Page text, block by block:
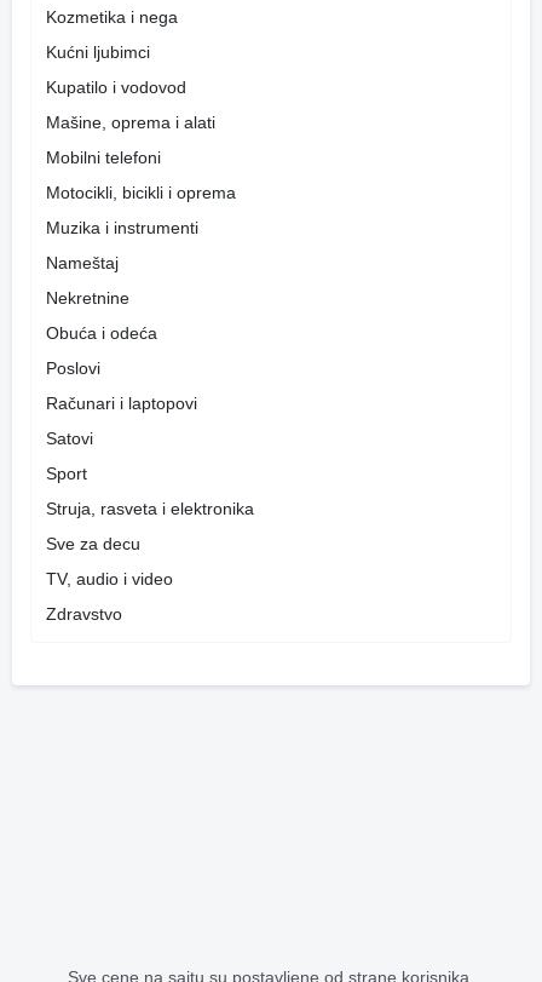
Kozmetika i nega
Kućni ljubimci
Kupatilo i vodovod
Mašine, oprema i alati
Mobilni telefoni
Motocikli, bicikli i oprema
Muzika i instrumenti
Nameštaj
Nekretnine
Obuća i odeća
Poslovi
Računari i laptopovi
Satovi
Sport
Struja, rasveta i elektronika
Sve za decu
TV, audio i video
Zdravstvo
Sve cene na sajtu su postavljene od strane korisnika.